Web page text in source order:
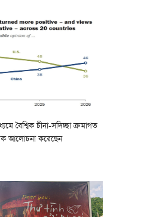
বৈশ্বিক চীনা-সদিচ্ছা ক্রমাগত
আলোচনা করেছেন